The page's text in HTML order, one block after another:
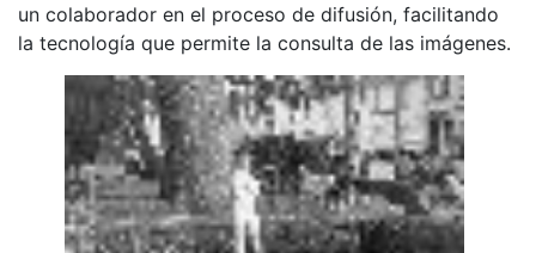
un colaborador en el proceso de difusión, facilitando
la tecnología que permite la consulta de las imágenes.